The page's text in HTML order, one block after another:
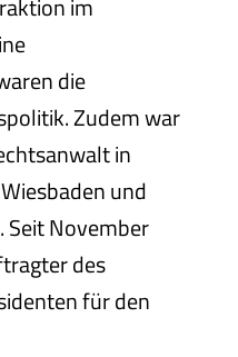
im
die
Zudem war
in
und
November
des
für den